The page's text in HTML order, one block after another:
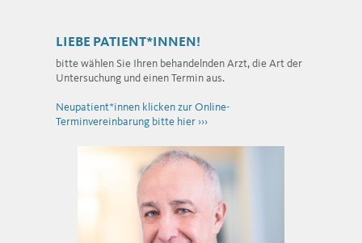
LIEBE PATIENT*INNEN!
bitte wählen Sie Ihren behandelnden Arzt, die Art der
Untersuchung und einen Termin aus.
Neupatient*innen klicken zur Online-
Terminvereinbarung bitte hier ›››